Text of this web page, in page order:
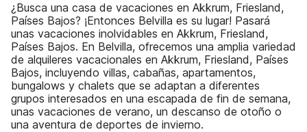
¿Busca una casa de vacaciones en Akkrum, Friesland,
Países Bajos? ¡Entonces Belvilla es su lugar! Pasará
unas vacaciones inolvidables en Akkrum, Friesland,
Países Bajos. En Belvilla, ofrecemos una amplia variedad
de alquileres vacacionales en Akkrum, Friesland, Países
Bajos, incluyendo villas, cabañas, apartamentos,
bungalows y chalets que se adaptan a diferentes
grupos interesados en una escapada de fin de semana,
unas vacaciones de verano, un descanso de otoño o
una aventura de deportes de invierno.